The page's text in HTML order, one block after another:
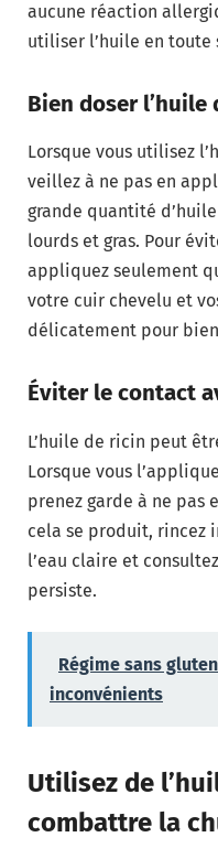
aucune réaction
utiliser l’huile en toute
Bien doser l’huile
Lorsque vous utilisez
veillez à ne pas en
grande quantité
lourds et gras. Pour
appliquez seulement
votre cuir chevelu et
délicatement pour
Éviter le contact
L’huile de ricin peut
Lorsque vous
prenez garde à ne pas
cela se produit, rincez
l’eau claire et
persiste.
Régime sans
inconvénients
Utilisez de
combattre la